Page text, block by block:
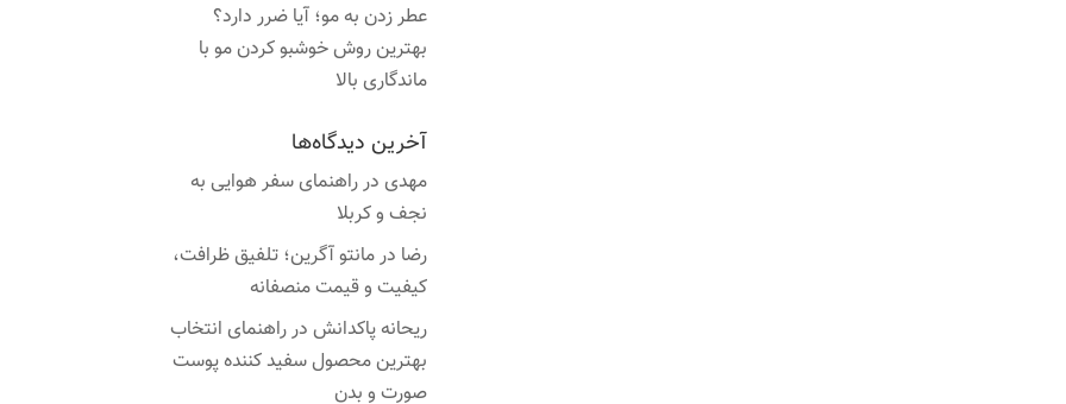
عطر زدن به مو؛ آیا ضرر دارد؟
بهترین روش خوشبو کردن مو با
ماندگاری بالا
آخرین دیدگاه‌ها
مهدی درراهنمای سفر هوایی به
نجف و کربلا
رضا درمانتو آگرین؛ تلفیق ظرافت،
کیفیت و قیمت منصفانه
ریحانه پاکدانش درراهنمای انتخاب
بهترین محصول سفید کننده پوست
صورت و بدن